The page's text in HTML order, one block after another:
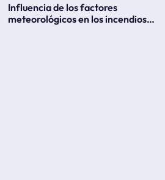
Influencia de los factores
meteorológicos en los incendios